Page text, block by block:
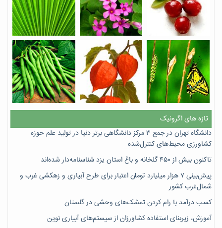
تازه های اگرونیک
دانشگاه تهران در جمع ۳ مرکز دانشگاهی برتر دنیا در تولید علم حوزه
کشاورزی محیط‌های کنترل‌شده
تاکنون بیش از ۴۵۰ گلخانه و باغ استان یزد شناسنامه‌دار شده‌اند
پیش‌بینی ۷‌ هزار میلیارد تومان اعتبار برای طرح آبیاری و زهکشی غرب و
شمال‌غرب کشور
کسب درآمد با رام کردن تمشک‌های وحشی در گلستان
آموزش، زیربنای استفاده کشاورزان از سیستم‌های آبیاری نوین